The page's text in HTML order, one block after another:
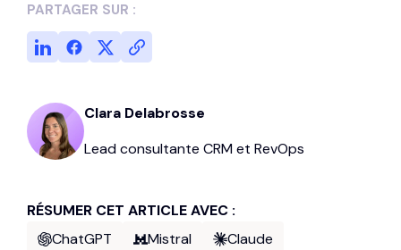
PARTAGER SUR :
Clara Delabrosse
Lead consultante CRM et RevOps
RÉSUMER CET ARTICLE AVEC :
ChatGPT
Mistral
Claude